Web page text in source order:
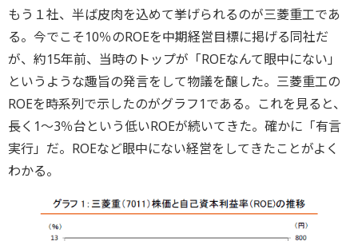
もう１社、半ば皮肉を込めて挙げられるのが三菱重工であ
る。今でこそ10％のROEを中期経営目標に掲げる同社だ
が、約15年前、当時のトップが「ROEなんて眼中にない」
というような趣旨の発言をして物議を醸した。三菱重工の
ROEを時系列で示したのがグラフ1である。これを見ると、
長く1～3％台という低いROEが続いてきた。確かに「有言
実行」だ。ROEなど眼中にない経営をしてきたことがよく
わかる。